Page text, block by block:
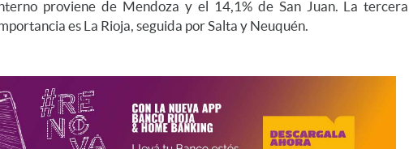
proviene de Mendoza y el 14,1% de San Juan. La tercera
es La Rioja, seguida por Salta y Neuquén.